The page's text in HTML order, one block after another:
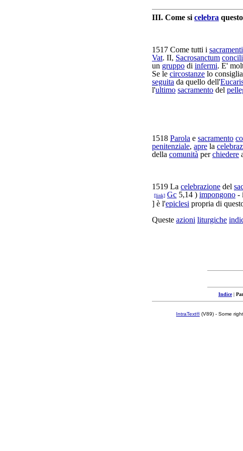
III. Come si celebra questo
1517 Come tutti i sacramenti
Vat. II, Sacrosanctum
un gruppo di infermi. E'
Se le circostanze lo
seguita da quello dell'
l'ultimo sacramento del
1518 Parola e sacramento
penitenziale, apre la
della comunità perchiedere
1519 La celebrazione del
[link] Gc 5,14 ) impongono -
] è l'epiclesi propria di
Queste azioni liturgiche
Indice|
IntraText®(V89) - Some